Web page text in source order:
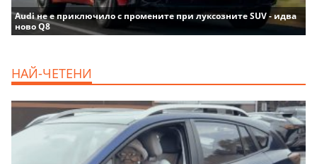
Audi не е приключило с промените при луксозните SUV - идва
ново Q8
НАЙ-ЧЕТЕНИ